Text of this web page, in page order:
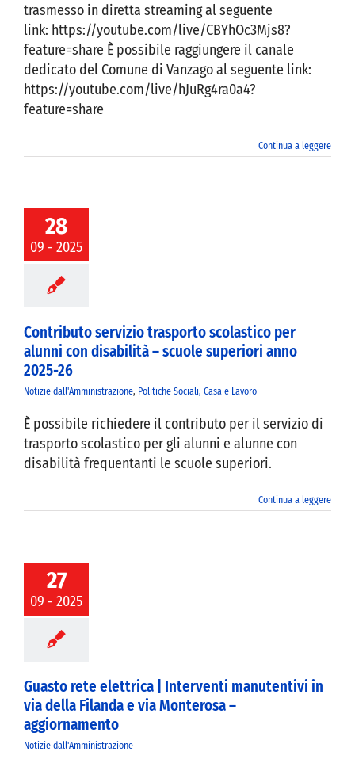
trasmesso in diretta streaming al seguente
link: https://youtube.com/live/CBYhOc3Mjs8?
feature=share È possibile raggiungere il canale
dedicato del Comune di Vanzago al seguente link:
https://youtube.com/live/hJuRg4ra0a4?
feature=share
Continua a leggere
28
09 - 2025
con
– scuole
anno 2025-
Contributo servizio trasporto scolastico per
alunni con disabilità – scuole superiori anno
2025-26
Notizie dall'Amministrazione, Politiche Sociali, Casa e Lavoro
È possibile richiedere il contributo per il servizio di
trasporto scolastico per gli alunni e alunne con
disabilità frequentanti le scuole superiori.
Continua a leggere
27
09 - 2025
manutentivi
Filanda e
–
Guasto rete elettrica | Interventi manutentivi in
via della Filanda e via Monterosa –
aggiornamento
Notizie dall'Amministrazione